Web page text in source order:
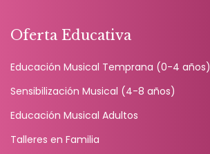
Oferta Educativa
Educación Musical Temprana (0-4 años)
Sensibilización Musical (4-8 años)
Educación Musical Adultos
Talleres en Familia